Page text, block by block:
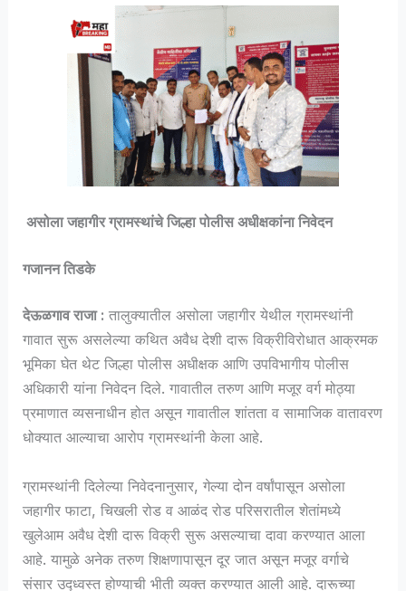
असोला जहागीर ग्रामस्थांचे जिल्हा पोलीस अधीक्षकांना निवेदन
गजानन तिडके
देऊळगाव राजा : तालुक्यातील असोला जहागीर येथील ग्रामस्थांनी
गावात सुरू असलेल्या कथित अवैध देशी दारू विक्रीविरोधात आक्रमक
भूमिका घेत थेट जिल्हा पोलीस अधीक्षक आणि उपविभागीय पोलीस
अधिकारी यांना निवेदन दिले. गावातील तरुण आणि मजूर वर्ग मोठ्या
प्रमाणात व्यसनाधीन होत असून गावातील शांतता व सामाजिक वातावरण
धोक्यात आल्याचा आरोप ग्रामस्थांनी केला आहे.
ग्रामस्थांनी दिलेल्या निवेदनानुसार, गेल्या दोन वर्षांपासून असोला
जहागीर फाटा, चिखली रोड व आळंद रोड परिसरातील शेतांमध्ये
खुलेआम अवैध देशी दारू विक्री सुरू असल्याचा दावा करण्यात आला
आहे. यामुळे अनेक तरुण शिक्षणापासून दूर जात असून मजूर वर्गाचे
संसार उद्ध्वस्त होण्याची भीती व्यक्त करण्यात आली आहे. दारूच्या